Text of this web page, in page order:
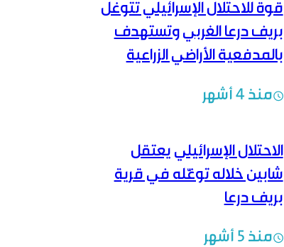
قوة للاحتلال الإسرائيلي تتوغل
بريف درعا الغربي وتستهدف
بالمدفعية الأراضي الزراعية
منذ 4 أشهر
الاحتلال الإسرائيلي يعتقل
شابين خلاله توغّله في قرية
بريف درعا
منذ 5 أشهر